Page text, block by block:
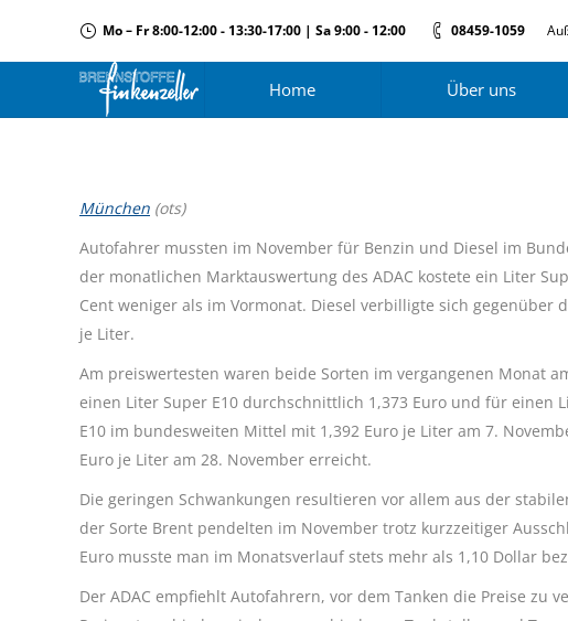
Mo – Fr 8:00-12:00 - 13:30-17:00 | Sa 9:00 - 12:00 08459-1059
Home Über uns
München (ots)
Autofahrer mussten im November für Benzin und Diesel im
der monatlichen Marktauswertung des ADAC kostete ein Liter
Cent weniger als im Vormonat. Diesel verbilligte sich
je Liter.
Am preiswertesten waren beide Sorten im vergangenen Monat
einen Liter Super E10 durchschnittlich 1,373 Euro und für einen
E10 im bundesweiten Mittel mit 1,392 Euro je Liter am 7.
Euro je Liter am 28. November erreicht.
Die geringen Schwankungen resultieren vor allem aus der
der Sorte Brent pendelten im November trotz kurzzeitiger
Euro musste man im Monatsverlauf stets mehr als 1,10 Dollar
Der ADAC empfiehlt Autofahrern, vor dem Tanken die Preise zu